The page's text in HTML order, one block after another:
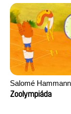
Salomé Hammann
Zoolympiáda